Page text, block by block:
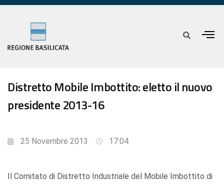
Distretto Mobile Imbottito: eletto il nuovo
presidente 2013-16
25 Novembre 2013 17:04
Il Comitato di Distretto Industriale del Mobile Imbottito di